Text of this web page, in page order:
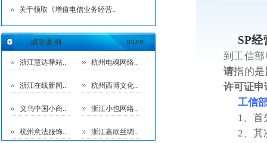
关于领取《增值电信业务经营..
成功案例 more
浙江慧达驿站.. 杭州电魂网络..
浙江在线新闻.. 杭州西博文化..
义乌中国小商.. 浙江小也网络..
杭州意法服饰.. 浙江嘉欣丝绸..
SP
到工信
请指的是
许可证申
工信
1、首
2、其